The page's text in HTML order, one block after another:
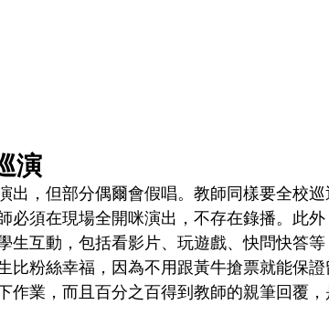
演
出，但部分偶爾會假唱。教師同樣要全校巡
必須在現場全開咪演出，不存在錄播。此
生互動，包括看影片、玩遊戲、快問快答
比粉絲幸福，因為不用跟黃牛搶票就能保
作業，而且百分之百得到教師的親筆回覆，